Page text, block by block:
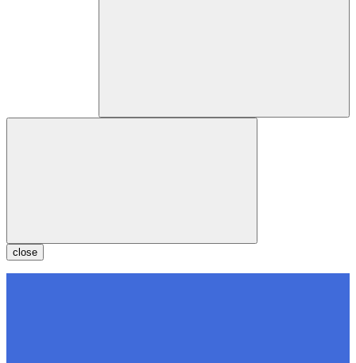
close